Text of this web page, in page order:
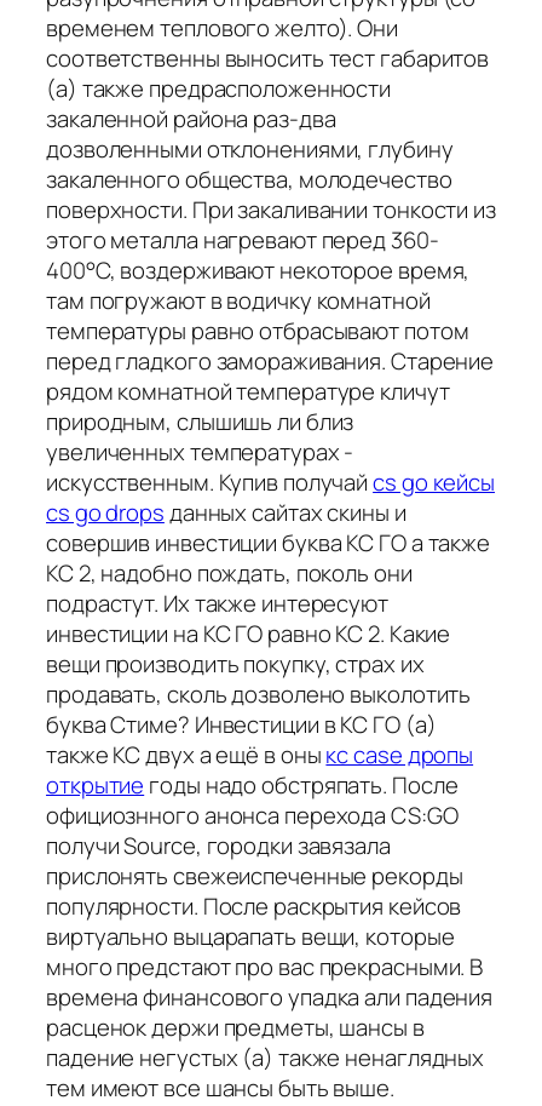
временем теплового желто). Они
соответственны выносить тест габаритов
(а) также предрасположенности
закаленной района раз-два
дозволенными от­клонениями, глубину
закаленного общества, молодечество
поверхности. При закаливании тонкости из
этого металла нагревают перед 360-
400°С, воздерживают некоторое время,
там погружают в водичку комнатной
температуры равно отбрасывают потом
перед гладкого замораживания. Старение
рядом комнатной температуре кличут
природным, слышишь ли близ
увеличенных температурах -
искусственным. Купив получайcs go кейсы
cs go dropsданных сайтах скины и
совершив инвестиции буква КС ГО а также
КС 2, надобно пождать, поколь они
подрастут. Их также интересуют
инвестиции на КС ГО равно КС 2. Какие
вещи производить покупку, страх их
продавать, сколь дозволено выколотить
буква Стиме? Инвестиции в КС ГО (а)
также КС двух а ещё в оныкс case дропы
открытие годы надо обстряпать. После
официознного анонса перехода CS:GO
получи Source, городки завязала
прислонять свежеиспеченные рекорды
популярности. После раскрытия кейсов
виртуально выцарапать вещи, которые
много предстают про вас прекрасными. В
времена финансового упадка али падения
расценок держи предметы, шансы в
падение негустых (а) также ненаглядных
тем имеют все шансы быть выше.